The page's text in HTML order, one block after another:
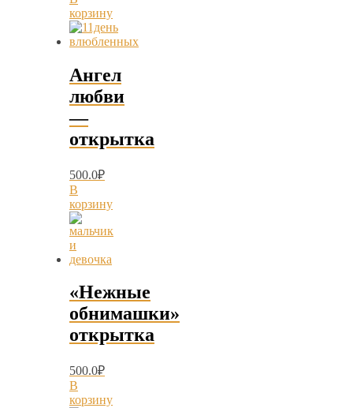
корзину
Ангел
любви
—
открытка
500.0₽
В
корзину
«Нежные
обнимашки»
открытка
500.0₽
В
корзину